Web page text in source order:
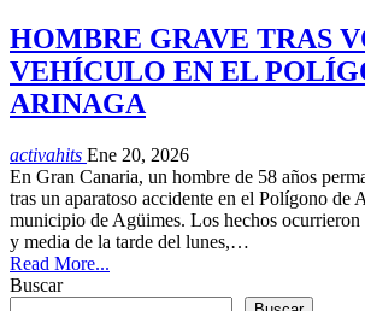
HOMBRE GRAVE TRAS
VEHÍCULO EN EL
ARINAGA
activahits Ene 20, 2026
En Gran Canaria, un hombre de 58 años
tras un aparatoso accidente en el Polígono de
municipio de Agüimes. Los hechos ocurrieron
y media de la tarde del lunes,…
Read More...
Buscar